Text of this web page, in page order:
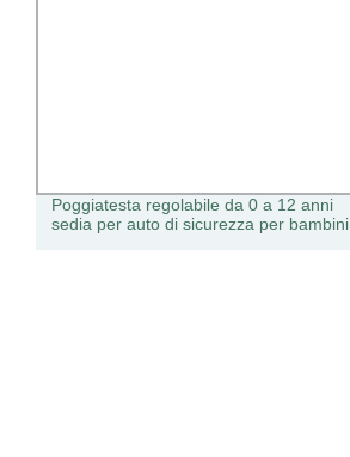
Poggiatesta regolabile da 0 a 12 anni
sedia per auto di sicurezza per bambini